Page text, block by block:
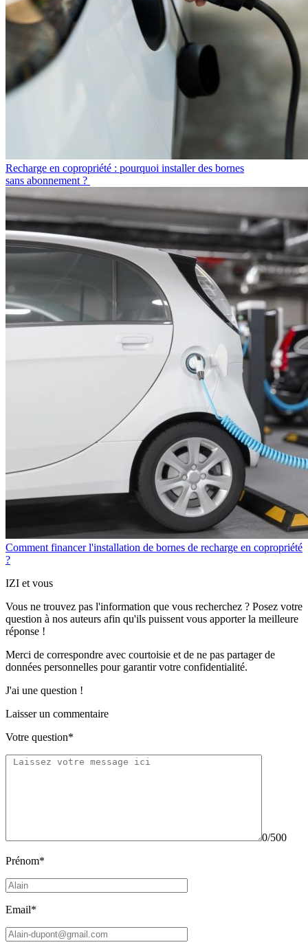
Recharge en copropriété : pourquoi installer des bornes
sans abonnement ?
Comment financer l'installation de bornes de recharge en copropriété
?
IZI et vous
Vous ne trouvez pas l'information que vous recherchez ? Posez votre
question à nos auteurs afin qu'ils puissent vous apporterla meilleure
réponse !
Merci de correspondre avec courtoisie et de ne pas partagerde
données personnelles pour garantir votre confidentialité.
J'ai une question !
Laisser un commentaire
Votre question*
0/500
Prénom*
Email*